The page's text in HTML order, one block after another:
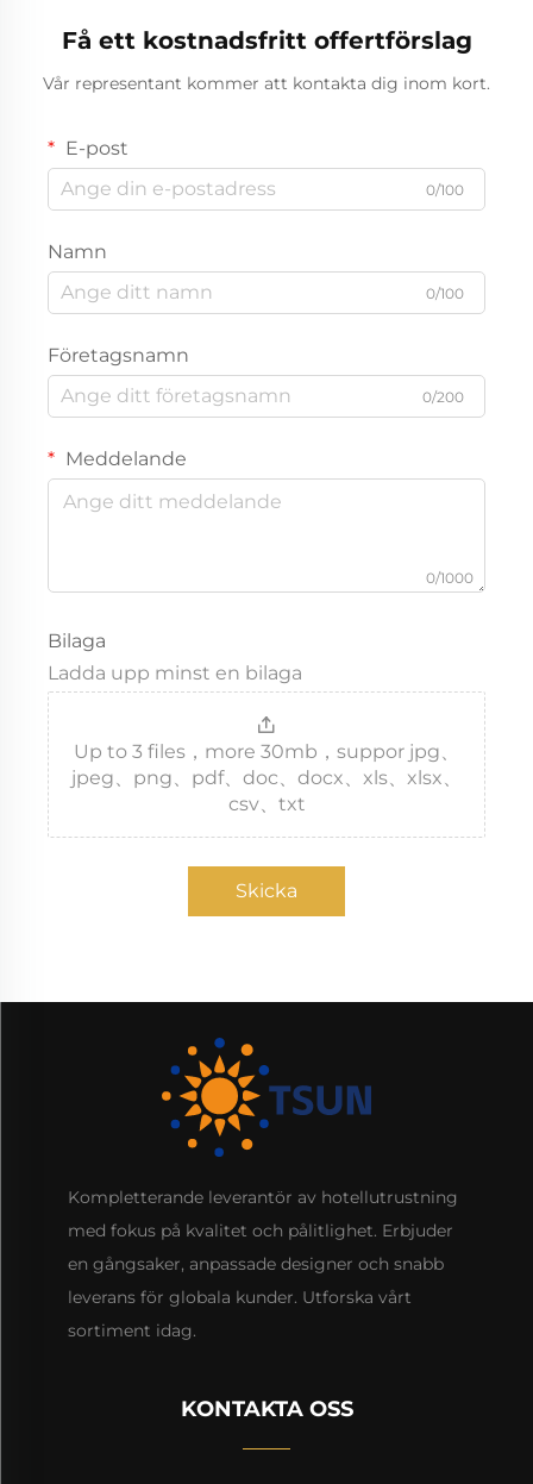
Få ett kostnadsfritt offertförslag
Vår representant kommer att kontakta dig inom kort.
E-post
0/100
Namn
0/100
Företagsnamn
0/200
Meddelande
0/1000
Bilaga
Ladda upp minst en bilaga
Up to 3 files，more 30mb，suppor jpg、
jpeg、png、pdf、doc、docx、xls、xlsx、
csv、txt
Skicka
Kompletterande leverantör av hotellutrustning
med fokus på kvalitet och pålitlighet. Erbjuder
en gångsaker, anpassade designer och snabb
leverans för globala kunder. Utforska vårt
sortiment idag.
KONTAKTA OSS